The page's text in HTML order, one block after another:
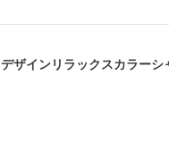
デザインリラックスカラーシ